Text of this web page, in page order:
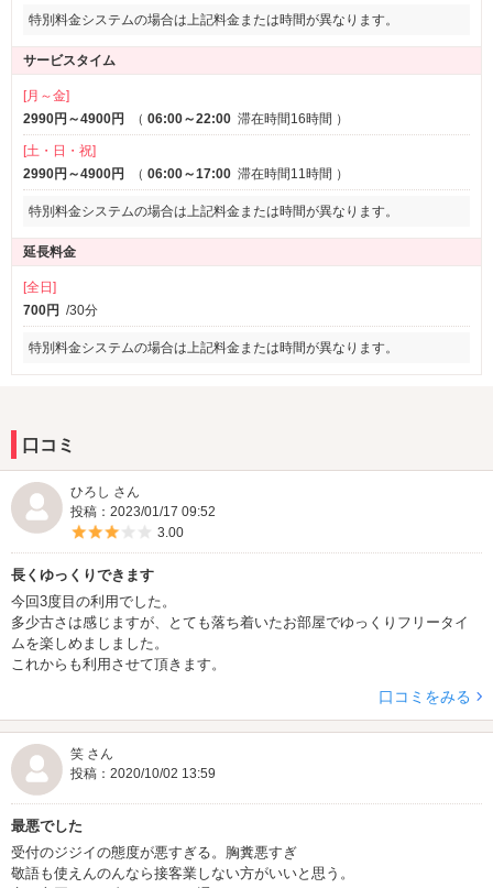
特別料金システムの場合は上記料金または時間が異なります。
サービスタイム
[月～金]
2990円～4900円
（ 06:00～22:00 滞在時間16時間 ）
[土・日・祝]
2990円～4900円
（ 06:00～17:00 滞在時間11時間 ）
特別料金システムの場合は上記料金または時間が異なります。
延長料金
[全日]
700円 /30分
特別料金システムの場合は上記料金または時間が異なります。
口コミ
ひろし さん
投稿：2023/01/17 09:52
5つ星のうち3
3.00
長くゆっくりできます
今回3度目の利用でした。
多少古さは感じますが、とても落ち着いたお部屋でゆっくりフリータイ
ムを楽しめましました。
これからも利用させて頂きます。
口コミをみる
笑 さん
投稿：2020/10/02 13:59
最悪でした
受付のジジイの態度が悪すぎる。胸糞悪すぎ
敬語も使えんのんなら接客業しない方がいいと思う。